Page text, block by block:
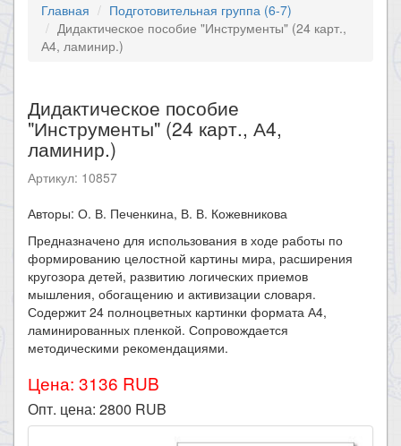
Главная
Подготовительная группа (6-7)
Дидактическое пособие "Инструменты" (24 карт.,
А4, ламинир.)
Дидактическое пособие
"Инструменты" (24 карт., А4,
ламинир.)
Артикул: 10857
Авторы: О. В. Печенкина, В. В. Кожевникова
Предназначено для использования в ходе работы по
формированию целостной картины мира, расширения
кругозора детей, развитию логических приемов
мышления, обогащению и активизации словаря.
Содержит 24 полноцветных картинки формата А4,
ламинированных пленкой. Сопровождается
методическими рекомендациями.
Цена: 3136 RUB
Опт. цена: 2800 RUB